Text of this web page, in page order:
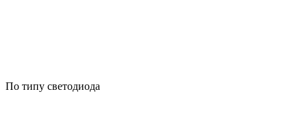
По типу светодиода